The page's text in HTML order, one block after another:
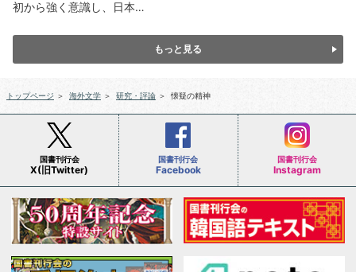
初から強く意識し、日本…
もっと見る
トップページ ＞ 海外文学 ＞ 研究・評論 ＞ 懐疑の精神
国書刊行会
X(旧Twitter)
国書刊行会
Facebook
国書刊行会
Instagram